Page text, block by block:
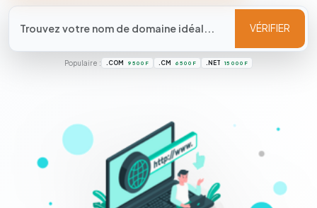
VÉRIFIER
Populaire : .COM 9 500 F .CM 6 500 F .NET 15 000 F